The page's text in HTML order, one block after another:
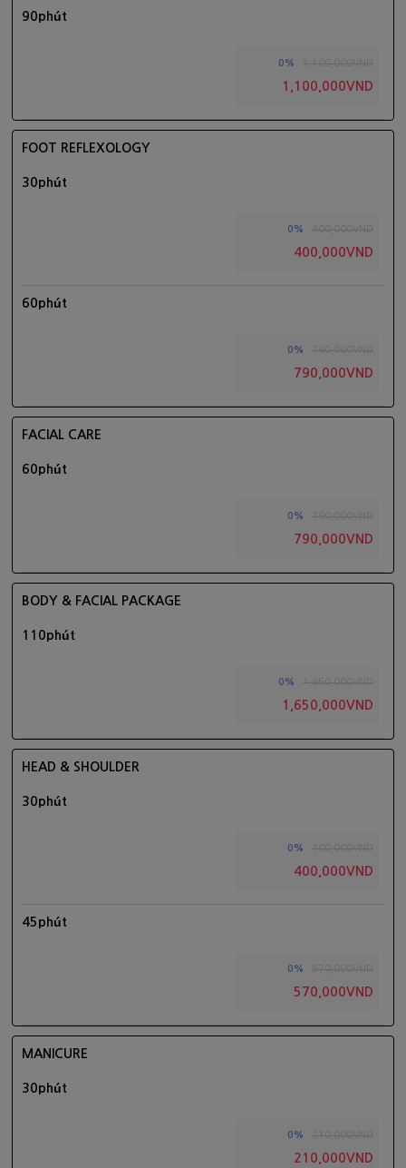
90phút
0%
1,100,000VND
FOOT REFLEXOLOGY
30phút
0%
400,000VND
60phút
0%
790,000VND
FACIAL CARE
60phút
0%
790,000VND
BODY & FACIAL PACKAGE
110phút
0%
1,650,000VND
HEAD & SHOULDER
30phút
0%
400,000VND
45phút
0%
570,000VND
MANICURE
30phút
0%
210,000VND